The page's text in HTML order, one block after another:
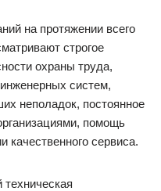
на протяжении всего
строгое
охраны труда,
систем,
неполадок, постоянное
помощь
качественного сервиса.